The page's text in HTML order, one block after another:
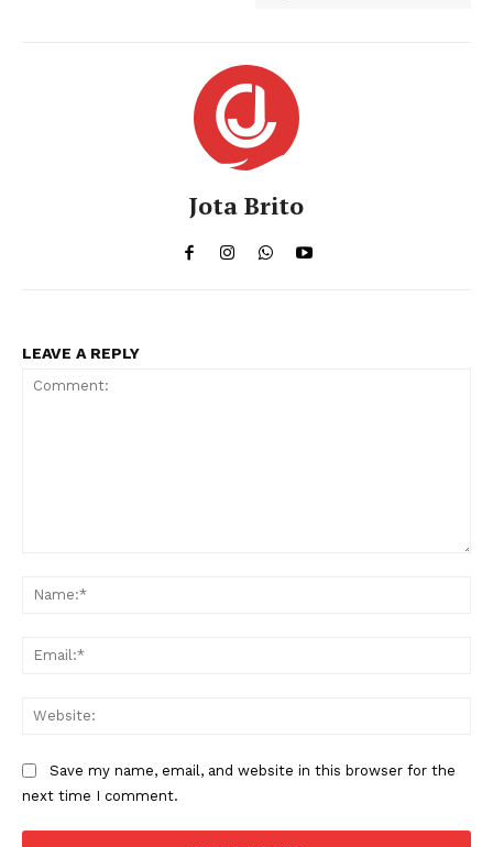
Jota Brito
LEAVE A REPLY
Save my name, email, and website in this browser for the
next time I comment.